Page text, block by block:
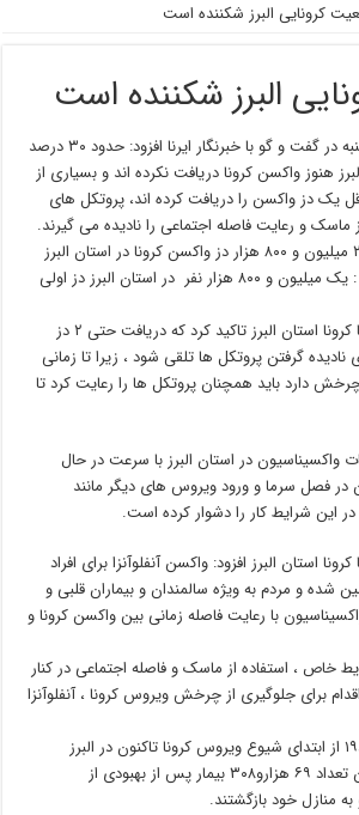
کرونایی البرز شکننده است
البرز شکننده است
دکتر مهرداد بابایی روز شنبه در گفت و گو با خبرنگار ایرنا افزود: حدود ۳۰ درصد
هنوز واکسن کرونا دریافت نکرده اند و بسیاری از
یک دز واکسن را دریافت کرده اند، پروتکل های
ماسک و رعایت فاصله اجتماعی را نادیده می گیرند.
وی با بیان اینکه تاکنون ۲ میلیون و ۸۰۰ هزار دز واکسن کرونا در استان البرز
تزریق شده است ، گفت : یک میلیون و ۸۰۰ هزار نفر در استان البرز دز اولی
سخنگوی قرارگاه مقابله با کرونا استان البرز تاکید کرد که دریافت حتی ۲ دز
نادیده گرفتن پروتکل ها تلقی شود ، زیرا تا زمانی
دارد باید همچنان پروتکل ها را رعایت کرد تا
واکسیناسیون در استان البرز با سرعت در حال
در فصل سرما و ورود ویروس های دیگر مانند
در این شرایط کار را دشوار کرده است.
استان البرز افزود: واکسن آنفلوآنزا برای افراد
شده و مردم به ویژه سالمندان و بیماران قلبی و
با رعایت فاصله زمانی بین واکسن کرونا و
خاص ، استفاده از ماسک و فاصله اجتماعی در کنار
برای جلوگیری از چرخش ویروس کرونا ، آنفلوآنزا
۷۶هزارو ۱۴۵ بیمار کووید۱۹ از ابتدای شیوع ویروس کرونا تاکنون در البرز
بستری شده اند که از این تعداد ۶۹ هزارو۳۰۸ بیمار پس از بهبودی از
منازل خود بازگشتند.